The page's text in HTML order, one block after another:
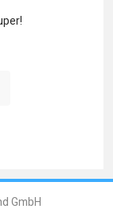
GmbH